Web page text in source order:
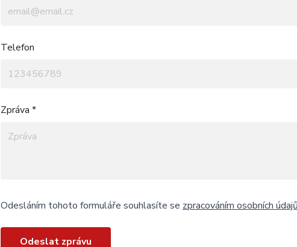
Telefon
Zpráva *
Odesláním tohoto formuláře souhlasíte se zpracováním osobních
Odeslat zprávu